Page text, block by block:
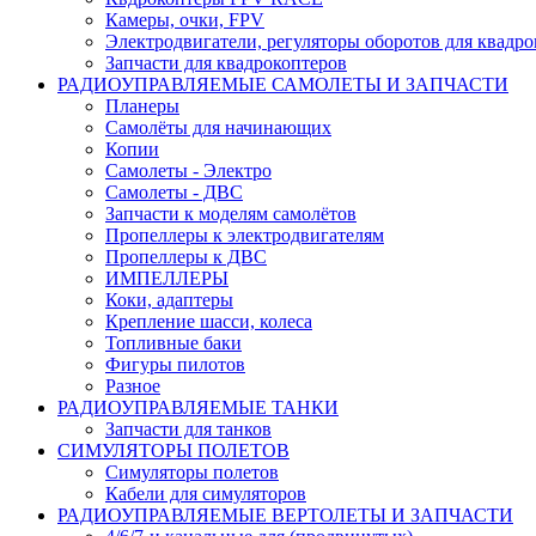
Камеры, очки, FPV
Электродвигатели, регуляторы оборотов для
Запчасти для квадрокоптеров
РАДИОУПРАВЛЯЕМЫЕ САМОЛЕТЫ И ЗАПЧАСТИ
Планеры
Самолёты для начинающих
Копии
Самолеты - Электро
Самолеты - ДВС
Запчасти к моделям самолётов
Пропеллеры к электродвигателям
Пропеллеры к ДВС
ИМПЕЛЛЕРЫ
Коки, адаптеры
Крепление шасси, колеса
Топливные баки
Фигуры пилотов
Разное
РАДИОУПРАВЛЯЕМЫЕ ТАНКИ
Запчасти для танков
СИМУЛЯТОРЫ ПОЛЕТОВ
Симуляторы полетов
Кабели для симуляторов
РАДИОУПРАВЛЯЕМЫЕ ВЕРТОЛЕТЫ И ЗАПЧАСТИ